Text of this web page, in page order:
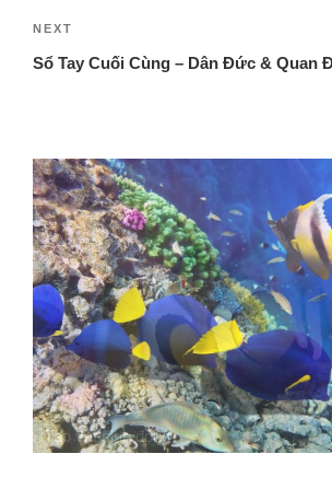
NEXT
Sổ Tay Cuối Cùng – Dân Đức & Quan
Tạo vật sinh động